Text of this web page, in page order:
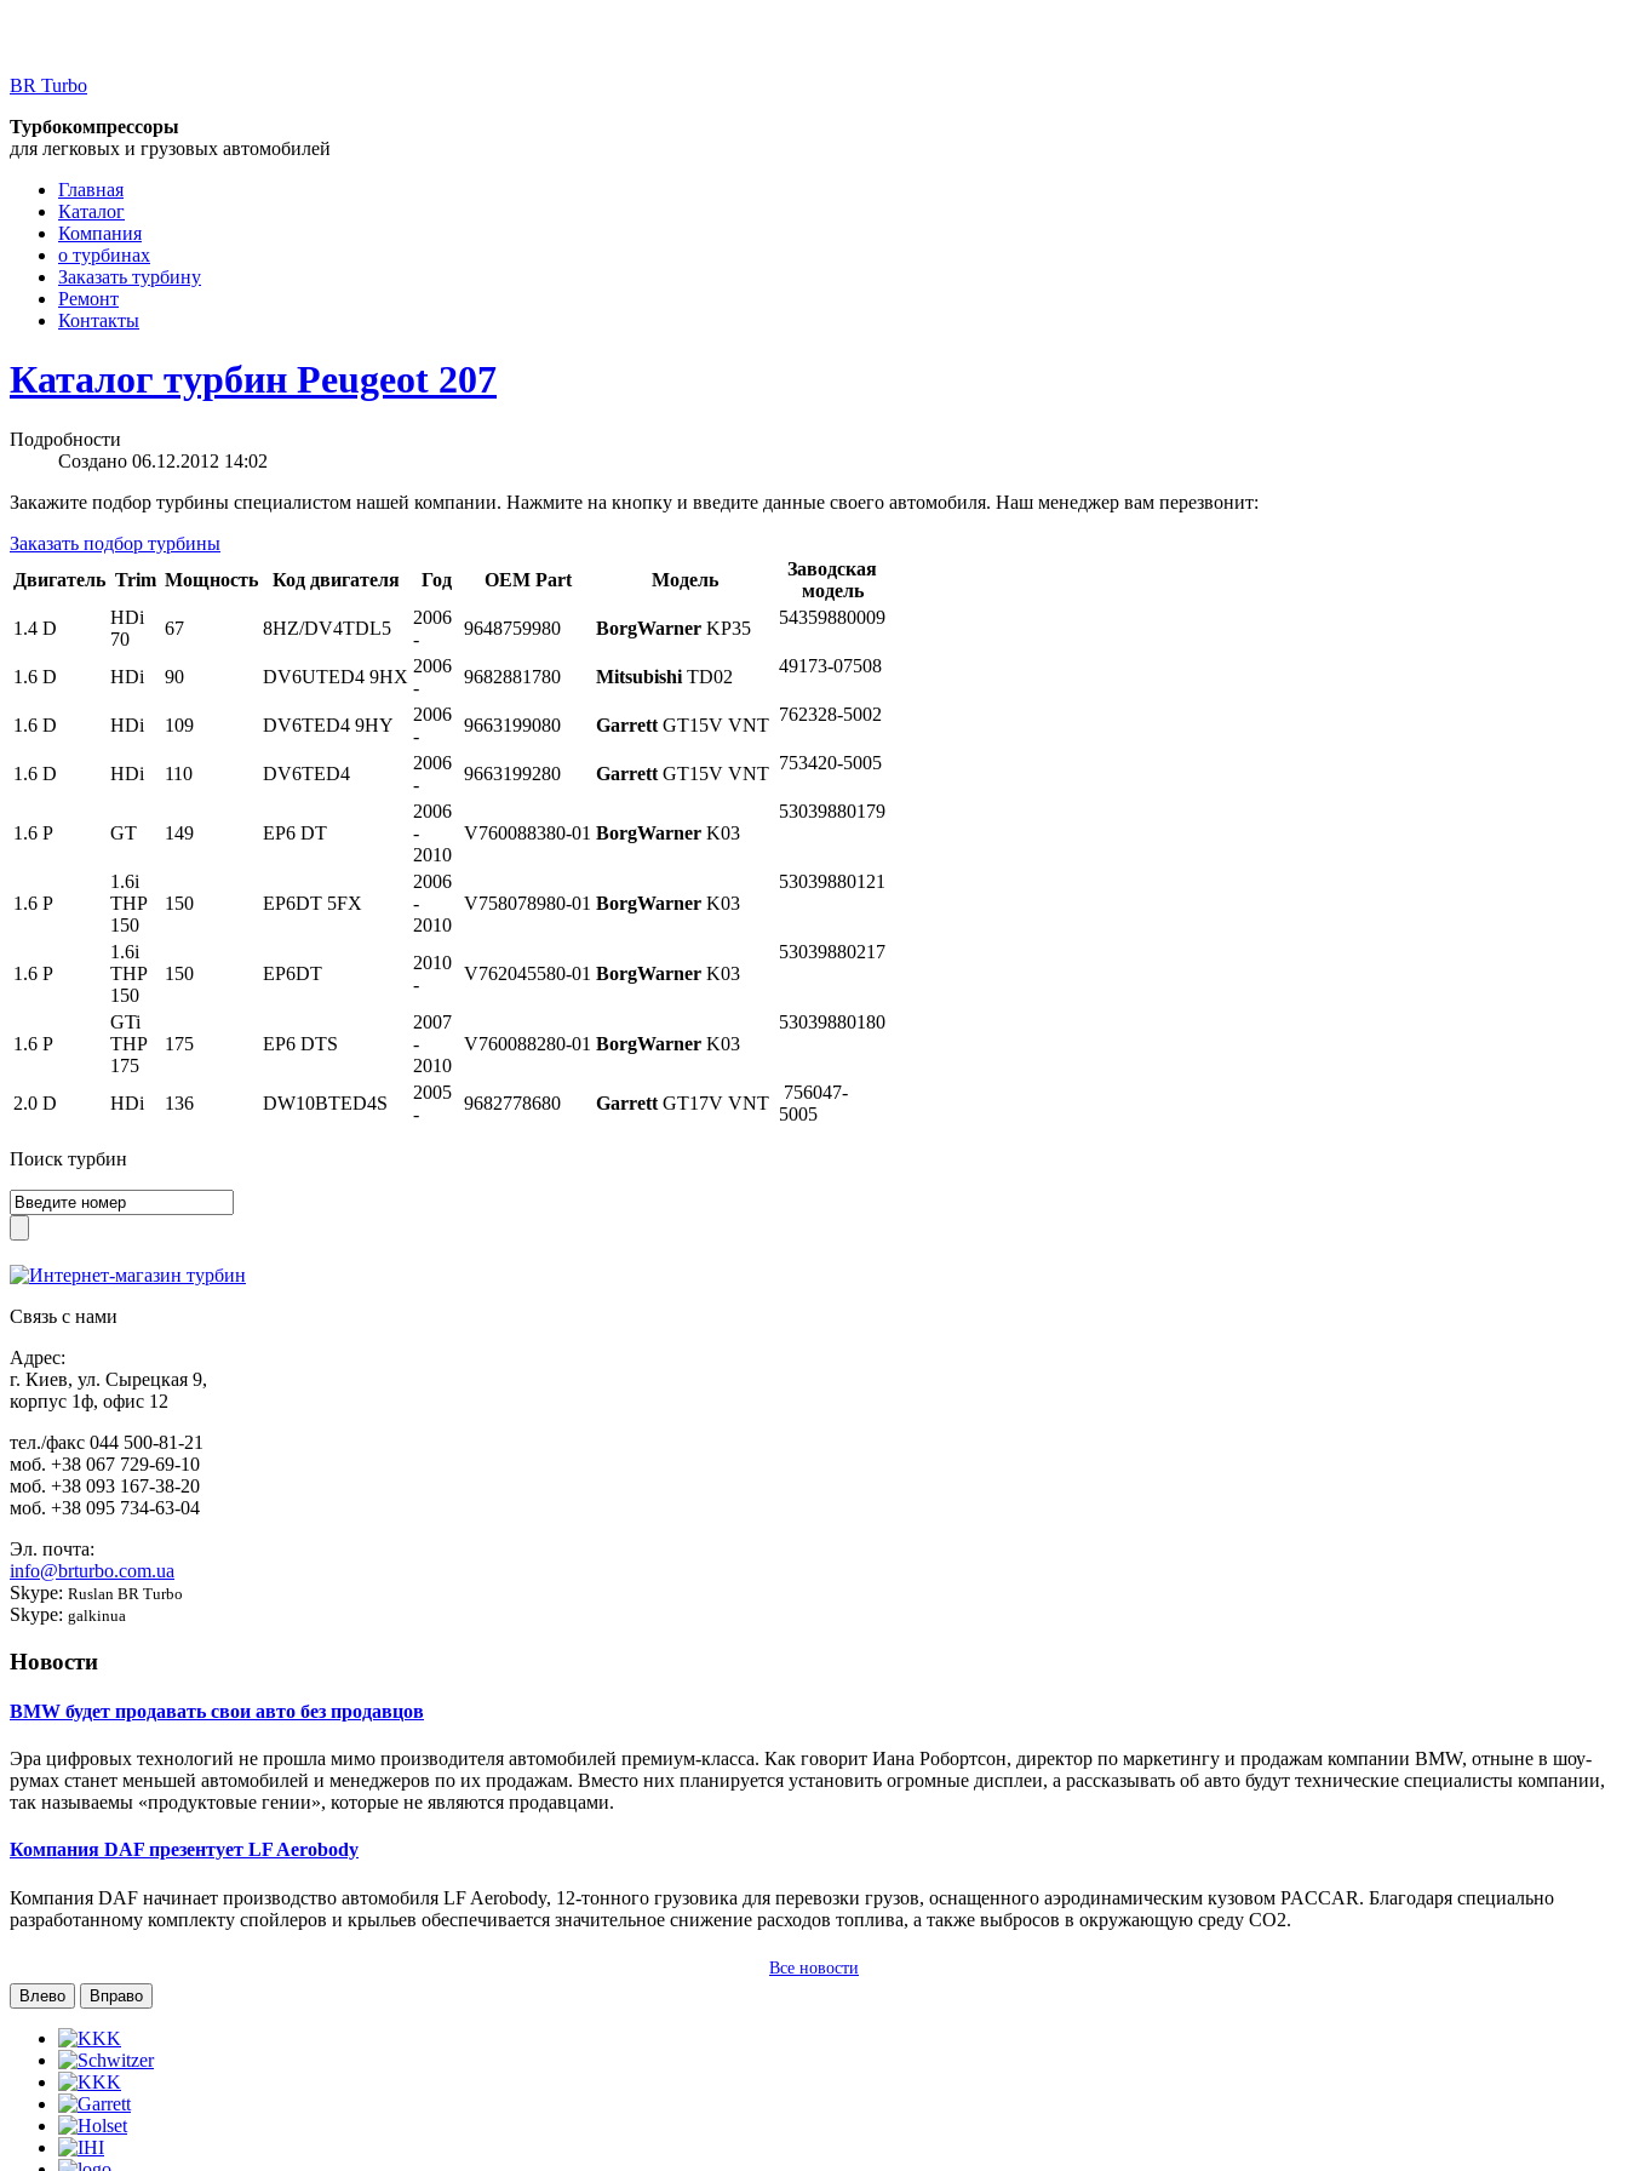
BR Turbo
Турбокомпрессоры
для легковых и грузовых автомобилей
Главная
Каталог
Компания
о турбинах
Заказать турбину
Ремонт
Контакты
Каталог турбин Peugeot 207
Подробности
Создано 06.12.2012 14:02
Закажите подбор турбины специалистом нашей компании. Нажмите на кнопку и введите данные своего автомобиля. Наш менеджер вам перезвонит:
Заказать подбор турбины
Двигатель Trim Мощность Код двигателя Год OEM Part Модель
Заводская
модель
1.4 D
HDi
70
67 8HZ/DV4TDL5
2006
-
9648759980 BorgWarner KP35
54359880009
1.6 D HDi 90 DV6UTED4 9HX
2006
-
9682881780 Mitsubishi TD02
49173-07508
1.6 D HDi 109 DV6TED4 9HY
2006
-
9663199080 Garrett GT15V VNT
762328-5002
1.6 D HDi 110 DV6TED4
2006
-
9663199280 Garrett GT15V VNT
753420-5005
1.6 P GT 149 EP6 DT
2006
-
2010
V760088380-01 BorgWarner K03
53039880179
1.6 P
1.6i
THP
150
150 EP6DT 5FX
2006
-
2010
V758078980-01 BorgWarner K03
53039880121
1.6 P
1.6i
THP
150
150 EP6DT
2010
-
V762045580-01 BorgWarner K03
53039880217
1.6 P
GTi
THP
175
175 EP6 DTS
2007
-
2010
V760088280-01 BorgWarner K03
53039880180
2.0 D HDi 136 DW10BTED4S
2005
-
9682778680 Garrett GT17V VNT
756047-
5005
Поиск турбин
Связь с нами
Адрес:
г. Киев, ул. Сырецкая 9,
корпус 1ф, офис 12
тел./факс 044 500-81-21
моб. +38 067 729-69-10
моб. +38 093 167-38-20
моб. +38 095 734-63-04
Эл. почта:
info@brturbo.com.ua
Skype: Ruslan BR Turbo
Skype: galkinua
Новости
BMW будет продавать свои авто без продавцов
Эра цифровых технологий не прошла мимо производителя автомобилей премиум-класса. Как говорит Иана Робортсон, директор по маркетингу и продажам компании BMW, отныне в шоу-
румах станет меньшей автомобилей и менеджеров по их продажам. Вместо них планируется установить огромные дисплеи, а рассказывать об авто будут технические специалисты компании,
так называемы «продуктовые гении», которые не являются продавцами.
Компания DAF презентует LF Aerobody
Компания DAF начинает производство автомобиля LF Aerobody, 12-тонного грузовика для перевозки грузов, оснащенного аэродинамическим кузовом PACCAR. Благодаря специально
разработанному комплекту спойлеров и крыльев обеспечивается значительное снижение расходов топлива, а также выбросов в окружающую среду CO2.
Все новости
Влево
Вправо